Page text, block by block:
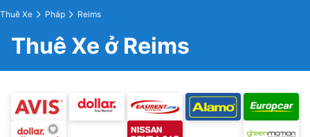
Thuê Xe Pháp Reims
Thuê Xe ở Reims